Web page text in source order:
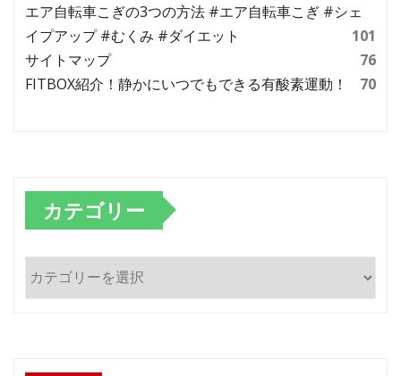
エア自転車こぎの3つの方法 #エア自転車こぎ #シェ
イプアップ #むくみ #ダイエット
101
サイトマップ
76
FITBOX紹介！静かにいつでもできる有酸素運動！
70
カテゴリー
カ